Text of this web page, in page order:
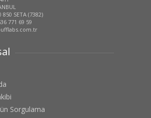
SETA (7382)
771 69 59
Sorgulama